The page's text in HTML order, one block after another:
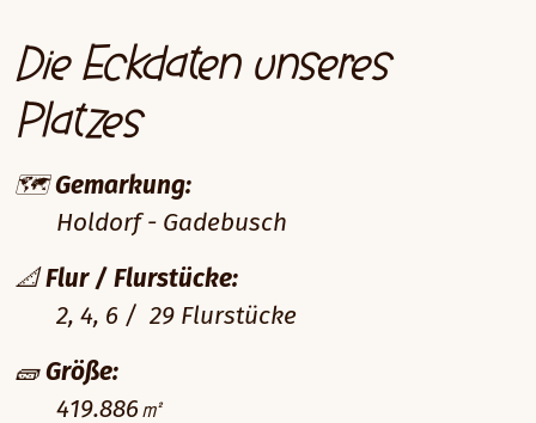
Die Eckdaten unseres
Platzes
🗺️Gemarkung:
Holdorf - Gadebusch
📐 Flur / Flurstücke:
2, 4, 6 / 29 Flurstücke
🧱 Größe:
419.886㎡